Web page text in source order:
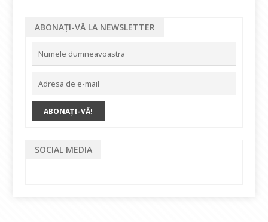
ABONAȚI-VĂ LA NEWSLETTER
SOCIAL MEDIA